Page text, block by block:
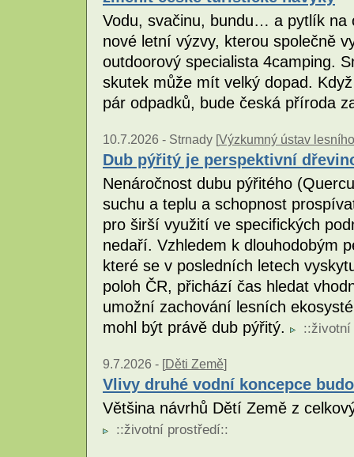
Vodu, svačinu, bundu… a pytlík na
nové letní výzvy, kterou společně
outdoorový specialista 4camping.
skutek může mít velký dopad.
pár odpadků, bude česká příroda
10.7.2026 - Strnady [Výzkumný ústav
Dub pýřitý je perspektivní
Nenáročnost dubu pýřitého
suchu a teplu a schopnost
pro širší využití ve specifických
nedaří. Vzhledem k dlouhodobým
které se v posledních letech
poloh ČR, přichází čas hledat
umožní zachování lesních
mohl být právě dub pýřitý.
::životní
9.7.2026 - [Děti Země]
Vlivy druhé vodní koncepce
Většina návrhů Dětí Země z
::životní prostředí::